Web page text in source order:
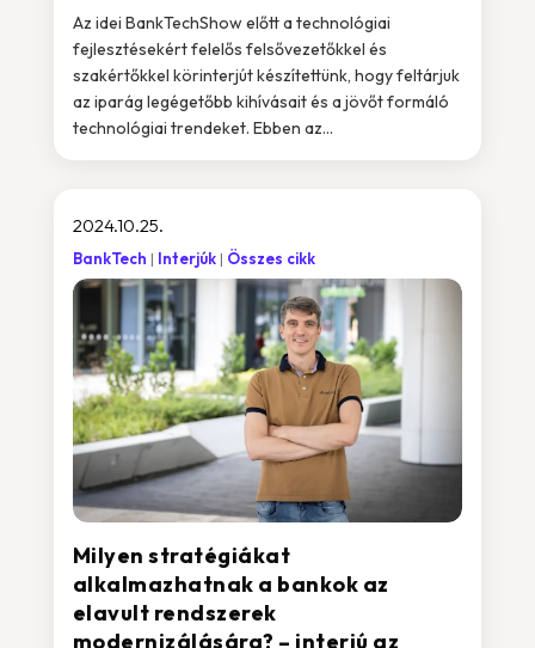
Az idei BankTechShow előtt a technológiai
fejlesztésekért felelős felsővezetőkkel és
szakértőkkel körinterjút készítettünk, hogy feltárjuk
az iparág legégetőbb kihívásait és a jövőt formáló
technológiai trendeket. Ebben az...
Milyen stratégiákat
alkalmazhatnak a bankok az
elavult rendszerek
modernizálására? – interjú az
2024.10.25.
BankTech Interjúk Összes cikk